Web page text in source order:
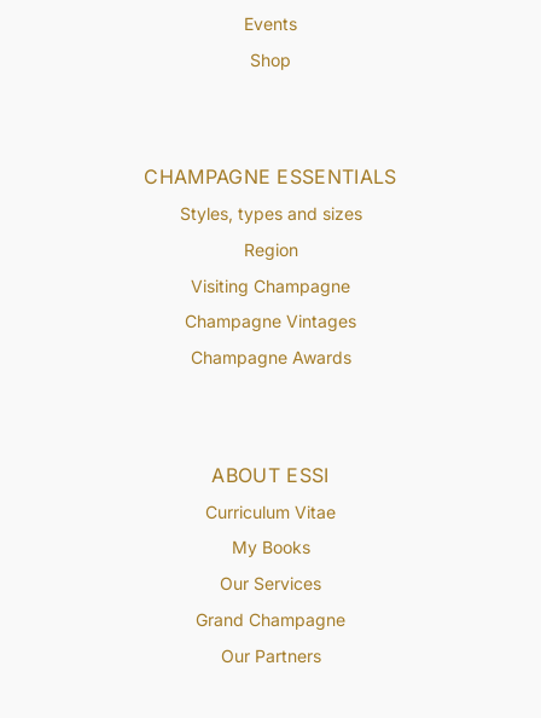
ABOUT ESSI
Curriculum Vitae
My Books
Our Services
Grand Champagne
Our Partners
CHAMPAGNE ESSENTIALS
Styles, types and sizes
Region
Visiting Champagne
Champagne Vintages
Champagne Awards
Events
Shop